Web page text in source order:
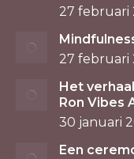
27 februari
27 februari
Het
Ron Vibes
30 januari
Een